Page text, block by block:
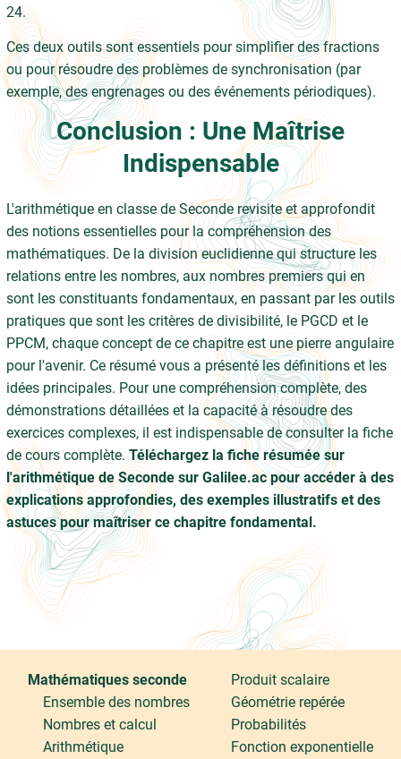
24.
Ces deux outils sont essentiels pour simplifier des fractions
ou pour résoudre des problèmes de synchronisation (par
exemple, des engrenages ou des événements périodiques).
Conclusion : Une Maîtrise
Indispensable
L'arithmétique en classe de Seconde revisite et approfondit
des notions essentielles pour la compréhension des
mathématiques. De la division euclidienne qui structure les
relations entre les nombres, aux nombres premiers qui en
sont les constituants fondamentaux, en passant par les outils
pratiques que sont les critères de divisibilité, le PGCD et le
PPCM, chaque concept de ce chapitre est une pierre angulaire
pour l'avenir. Ce résumé vous a présenté les définitions et les
idées principales. Pour une compréhension complète, des
démonstrations détaillées et la capacité à résoudre des
exercices complexes, il est indispensable de consulter la fiche
de cours complète. Téléchargez la fiche résumée sur
l'arithmétique de Seconde sur Galilee.ac pour accéder à des
explications approfondies, des exemples illustratifs et des
astuces pour maîtriser ce chapitre fondamental.
Mathématiques seconde
Ensemble des nombres
Nombres et calcul
Arithmétique
Produit scalaire
Géométrie repérée
Probabilités
Fonction exponentielle